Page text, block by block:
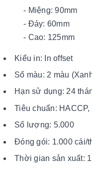
- Miệng: 90mm
- Đáy: 60mm
- Cao: 125mm
Kiểu in: In offset
Số màu: 2 màu
Hạn sử dụng: 24
Tiêu chuẩn:
Số lượng: 5.000
Đóng gói: 1.000 cái/
Thời gian sản xuất: